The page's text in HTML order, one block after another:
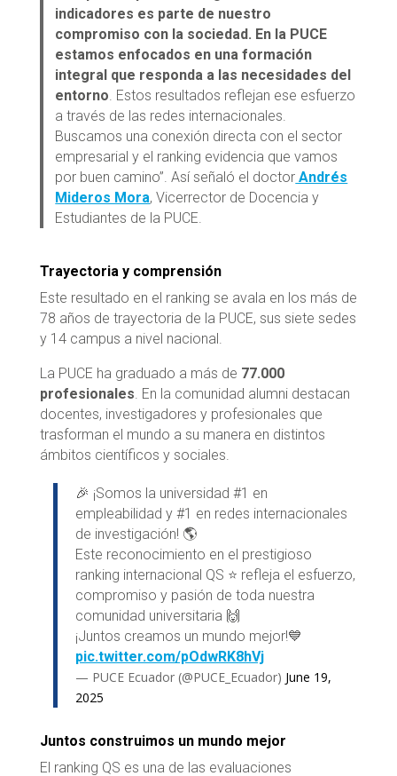
indicadores es parte de nuestro
compromiso con la sociedad. En la PUCE
estamos enfocados en una formación
integral que responda a las necesidades del
entorno. Estos resultados reflejan ese esfuerzo
a través de las redes internacionales.
Buscamos una conexión directa con el sector
empresarial y el ranking evidencia que vamos
por buen camino”. Así señaló el doctor Andrés
Mideros Mora, Vicerrector de Docencia y
Estudiantes de la PUCE.
Trayectoria y comprensión
Este resultado en el ranking se avala en los más de
78 años de trayectoria de la PUCE, sus siete sedes
y 14 campus a nivel nacional.
La PUCE ha graduado a más de 77.000
profesionales . En la comunidad alumni destacan
docentes, investigadores y profesionales que
trasforman el mundo a su manera en distintos
ámbitos científicos y sociales.
🎉 ¡Somos la universidad #1 en
empleabilidad y #1 en redes internacionales
de investigación! 🌎
Este reconocimiento en el prestigioso
ranking internacional QS ⭐️ refleja el esfuerzo,
compromiso y pasión de toda nuestra
comunidad universitaria 🙌
¡Juntos creamos un mundo mejor!💙
pic.twitter.com/pOdwRK8hVj
— PUCE Ecuador (@PUCE_Ecuador) June 19,
2025
Juntos construimos un mundo mejor
El ranking QS es una de las evaluaciones